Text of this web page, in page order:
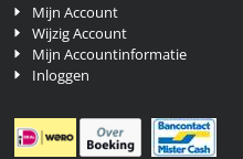
Mijn Account
Wijzig Account
Mijn Accountinformatie
Inloggen